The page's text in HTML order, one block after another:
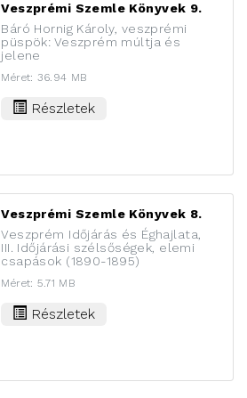
Veszprémi Szemle Könyvek 9.
Báró Hornig Károly, veszprémi
püspök: Veszprém múltja és
jelene
Méret: 36.94 MB
Részletek
Veszprémi Szemle Könyvek 8.
Veszprém Időjárás és Éghajlata,
III. Időjárási szélsőségek, elemi
csapások (1890-1895)
Méret: 5.71 MB
Részletek